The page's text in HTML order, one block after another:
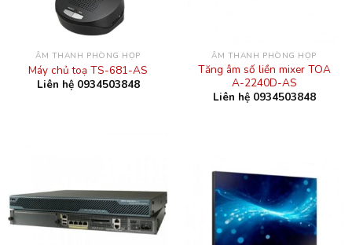
ÂM THANH PHÒNG HỌP
Máy chủ toạ TS-681-AS
Liên hệ 0934503848
ÂM THANH PHÒNG HỌP
Tăng âm số liền mixer TOA
A-2240D-AS
Liên hệ 0934503848